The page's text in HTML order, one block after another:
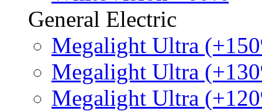
General Electric
Megalight Ultra
Megalight Ultra
Megalight Ultra